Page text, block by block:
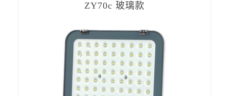
ZY70c 玻璃款